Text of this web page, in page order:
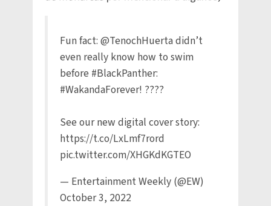
Fun fact: @TenochHuertadidn’t
even really know how to swim
before #BlackPanther:
#WakandaForever! ????
See our new digital cover story:
https://t.co/LxLmf7rord
pic.twitter.com/XHGKdKGTEO
— Entertainment Weekly (@EW)
October 3, 2022